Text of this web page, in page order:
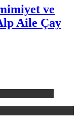
ve
Aile Çay